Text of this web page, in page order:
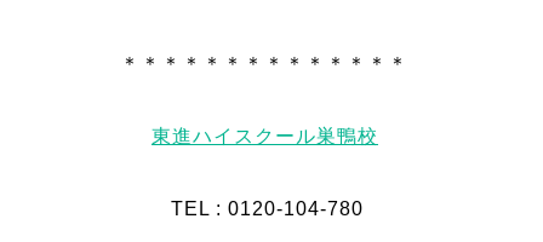
＊＊＊＊＊＊＊＊＊＊＊＊＊＊
東進ハイスクール巣鴨校
TEL : 0120-104-780